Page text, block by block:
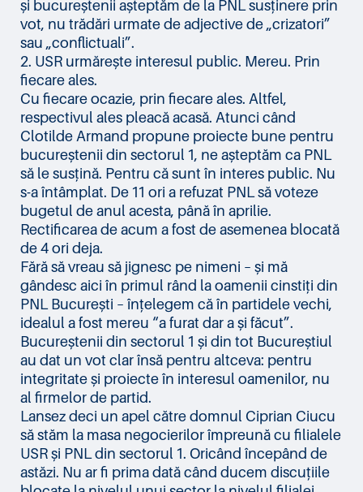
și bucureștenii așteptăm de la PNL susținere prin
vot, nu trădări urmate de adjective de „crizatori”
sau „conflictuali”.
2. USR urmărește interesul public. Mereu. Prin
fiecare ales.
Cu fiecare ocazie, prin fiecare ales. Altfel,
respectivul ales pleacă acasă. Atunci când
Clotilde Armand propune proiecte bune pentru
bucureștenii din sectorul 1, ne așteptăm ca PNL
să le susțină. Pentru că sunt în interes public. Nu
s-a întâmplat. De 11 ori a refuzat PNL să voteze
bugetul de anul acesta, până în aprilie.
Rectificarea de acum a fost de asemenea blocată
de 4 ori deja.
Fără să vreau să jignesc pe nimeni – și mă
gândesc aici în primul rând la oamenii cinstiți din
PNL București – înțelegem că în partidele vechi,
idealul a fost mereu “a furat dar a și făcut”.
Bucureștenii din sectorul 1 și din tot Bucureștiul
au dat un vot clar însă pentru altceva: pentru
integritate și proiecte în interesul oamenilor, nu
al firmelor de partid.
Lansez deci un apel către domnul Ciprian Ciucu
să stăm la masa negocierilor împreună cu filialele
USR și PNL din sectorul 1. Oricând începând de
astăzi. Nu ar fi prima dată când ducem discuțiile